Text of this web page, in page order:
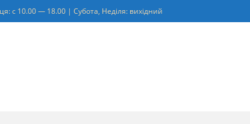
с 10.00 — 18.00 | Субота, Неділя: вихідний